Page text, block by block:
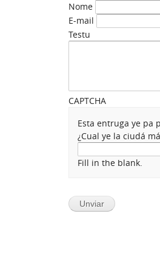
Nome
E-mail
Testu
CAPTCHA
Esta entruga ye pa
¿Cual ye la ciudá
Fill in the blank.